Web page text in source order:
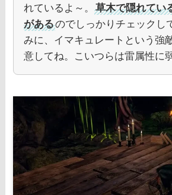
れているよ～。草木で隠れてい
があるのでしっかりチェックし
みに、イマキュレートという強
意してね。こいつらは雷属性に